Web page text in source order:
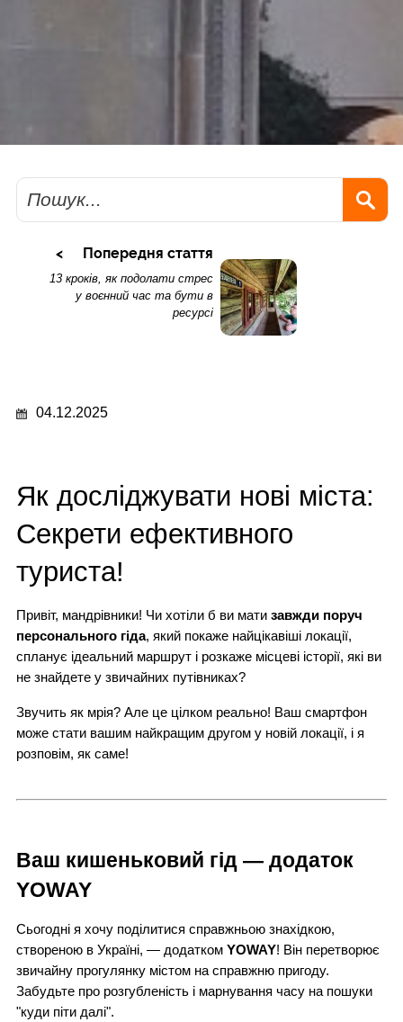
Пошук
Попередня стаття
13 кроків, як подолати стрес
у воєнний час та бути в
ресурсі
04.12.2025
Як досліджувати нові міста:
Секрети ефективного
туриста!
Привіт, мандрівники! Чи хотіли б ви мати завжди поруч
персонального гіда, який покаже найцікавіші локації,
спланує ідеальний маршрут і розкаже місцеві історії, які ви
не знайдете у звичайних путівниках?
Звучить як мрія? Але це цілком реально! Ваш смартфон
може стати вашим найкращим другом у новій локації, і я
розповім, як саме!
Ваш кишеньковий гід — додаток
YOWAY
Сьогодні я хочу поділитися справжньою знахідкою,
створеною в Україні, — додатком YOWAY! Він перетворює
звичайну прогулянку містом на справжню пригоду.
Забудьте про розгубленість і марнування часу на пошуки
"куди піти далі".